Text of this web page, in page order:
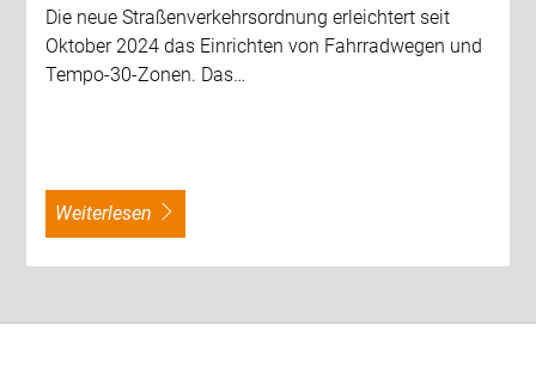
Die neue Straßenverkehrsordnung erleichtert seit
Oktober 2024 das Einrichten von Fahrradwegen und
Tempo-30-Zonen. Das…
weiterlesen